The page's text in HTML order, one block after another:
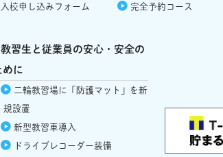
校申し込みフォーム 完全予約コース
教習生と従業員の安心・安全の
めに
二輪教習場に「防護マット」を新
規設置
新型教習車導入
ドライブレコーダー装備